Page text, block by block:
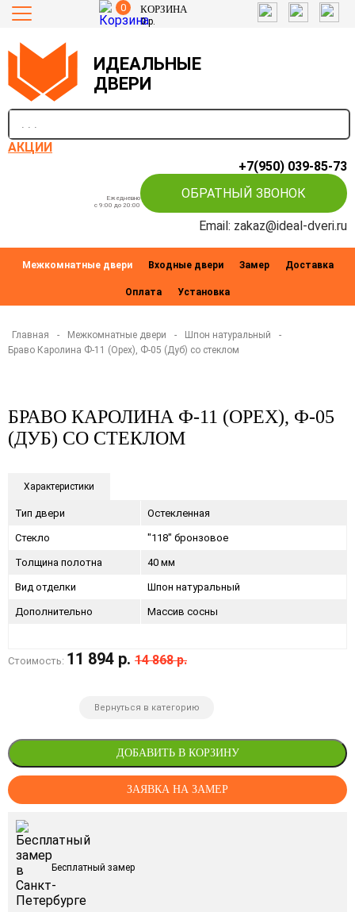
0 КОРЗИНА
0р.
ИДЕАЛЬНЫЕ
ДВЕРИ
АКЦИИ
+7(950) 039-85-73
Ежедневно
c 9:00 до 20:00
ОБРАТНЫЙ ЗВОНОК
Email: zakaz@ideal-dveri.ru
Межкомнатные двери Входные двери Замер Доставка
Оплата Установка
Главная - Межкомнатные двери - Шпон натуральный
-
Браво Каролина Ф-11 (Орех), Ф-05 (Дуб) со стеклом
БРАВО КАРОЛИНА Ф-11 (ОРЕХ), Ф-05
(ДУБ) СО СТЕКЛОМ
Характеристики
Тип двери Остекленная
Стекло "118" бронзовое
Толщина полотна 40 мм
Вид отделки Шпон натуральный
Дополнительно Массив сосны
Стоимость: 11 894 р. 14 868 р.
Вернуться в категорию
ДОБАВИТЬ В КОРЗИНУ
ЗАЯВКА НА ЗАМЕР
Бесплатный замер